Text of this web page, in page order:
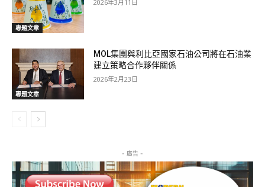
專題文章
2026年3月11日
專題文章
MOL集團與利比亞國家石油公司將在石油業
建立策略合作夥伴關係
2026年2月23日
- 廣告 -